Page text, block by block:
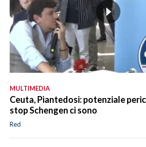
MULTIMEDIA
Ceuta, Piantedosi: potenziale
stop Schengen ci sono
Red